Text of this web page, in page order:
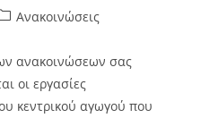
Ανακοινώσεις
ανακοινώσεων σας
οι εργασίες
κεντρικού αγωγού που